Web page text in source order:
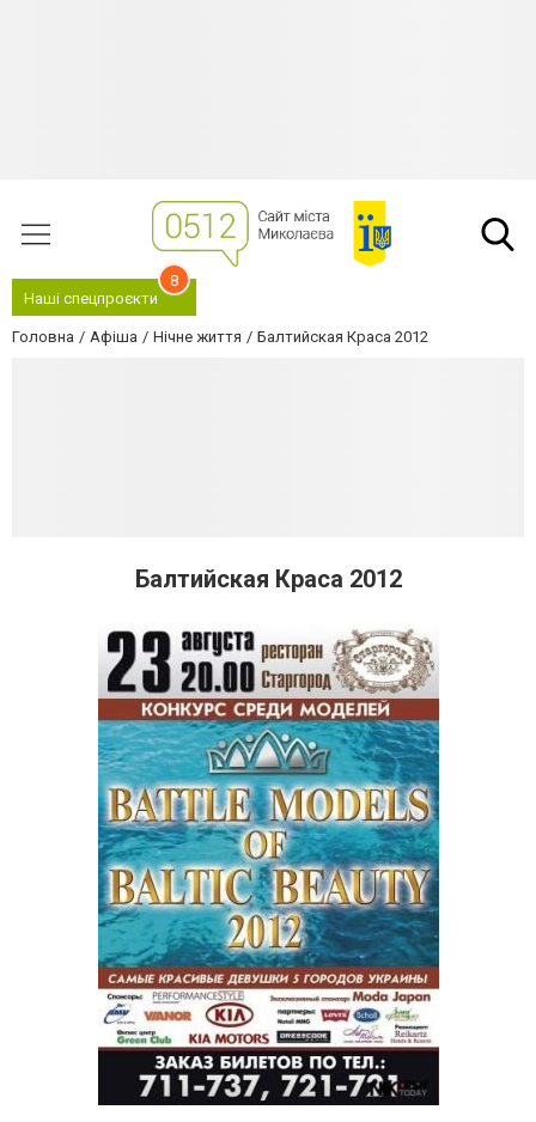
Наші спецпроєкти
8
Головна Афіша Нічне життя Балтийская Краса 2012
Балтийская Краса 2012